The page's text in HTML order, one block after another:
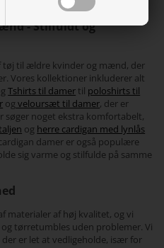
- Stilfuldt og
tøj til ældre kvinder og mænd, der
Vores kollektioner inkluderer alt
Tshirts til damer til poloshirts til
og veloursæt til damer, der er
søger noget ekstra komfortabelt,
og herre cardigan med lynlås
damer er også populære
sig varme og stilfulde på samme
materialer af høj kvalitet, og vi
tørretumbles uden problemer. Vi
er let at vedligeholde, især for